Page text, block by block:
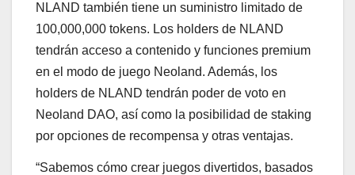
NLAND también tiene un suministro limitado de
100,000,000 tokens. Los holders de NLAND
tendrán acceso a contenido y funciones premium
en el modo de juego Neoland. Además, los
holders de NLAND tendrán poder de voto en
Neoland DAO, así como la posibilidad de staking
por opciones de recompensa y otras ventajas.
“Sabemos cómo crear juegos divertidos, basados ​​